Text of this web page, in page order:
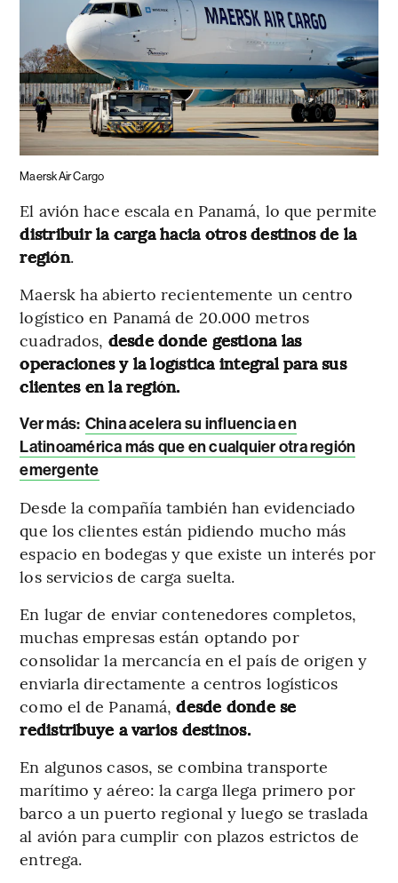
Maersk Air Cargo
El avión hace escala en Panamá, lo que permite
distribuir la carga hacia otros destinos de la
región.
Maersk ha abierto recientemente un centro
logístico en Panamá de 20.000 metros
cuadrados, desde donde gestiona las
operaciones y la logística integral para sus
clientes en la región.
Ver más: China acelera su influencia en
Latinoamérica más que en cualquier otra región
emergente
Desde la compañía también han evidenciado
que los clientes están pidiendo mucho más
espacio en bodegas y que existe un interés por
los servicios de carga suelta.
En lugar de enviar contenedores completos,
muchas empresas están optando por
consolidar la mercancía en el país de origen y
enviarla directamente a centros logísticos
como el de Panamá,desde donde se
redistribuye a varios destinos.
En algunos casos, se combina transporte
marítimo y aéreo: la carga llega primero por
barco a un puerto regional y luego se traslada
al avión para cumplir con plazos estrictos de
entrega.